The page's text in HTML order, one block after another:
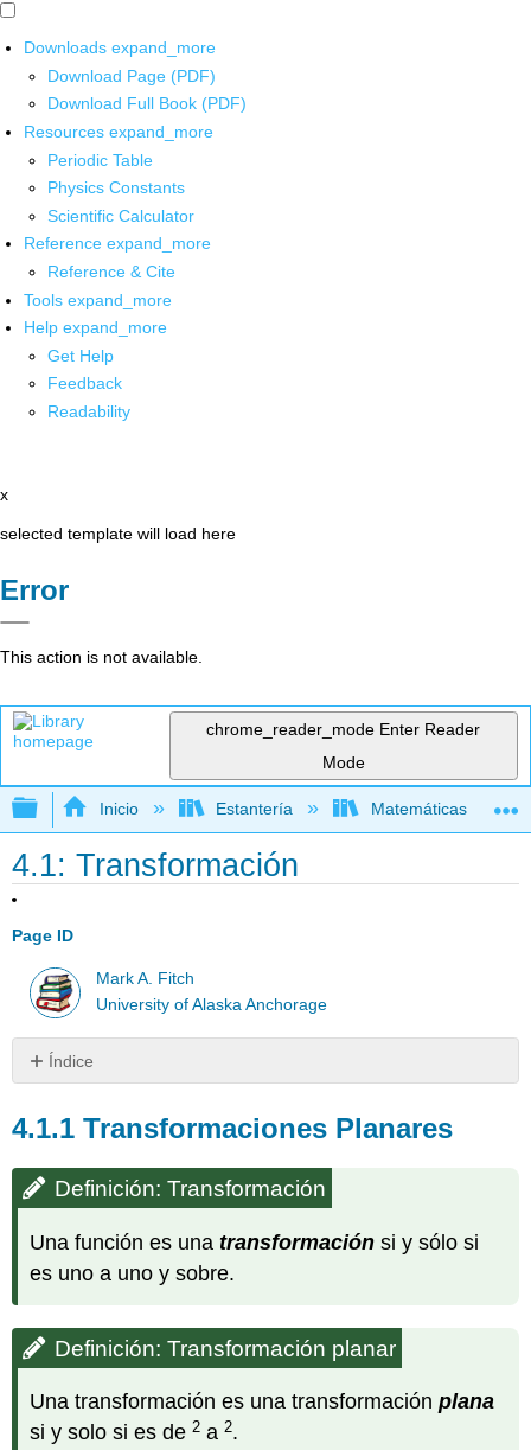
Downloads expand_more
Download Page (PDF)
Download Full Book (PDF)
Resources expand_more
Periodic Table
Physics Constants
Scientific Calculator
Reference expand_more
Reference & Cite
Tools expand_more
Help expand_more
Get Help
Feedback
Readability
x
selected template will load here
Error
This action is not available.
chrome_reader_mode Enter Reader
Mode
Expandir/contraer jerarquía global
Inicio Estantería Matemáticas
4.1: Transformación
Page ID
Mark A. Fitch
University of Alaska Anchorage
Índice
Transformaciones
Planares
Transformación
Transformación
planar
Iometría
Definición:
Lema
Teorema:
4.1.1 Transformaciones Planares
Definición: Transformación
Una función es unatransformación si y sólo si
es uno a uno y sobre.
Definición: Transformación planar
Una transformación es una transformaciónplana
si y solo si es de2 a2.